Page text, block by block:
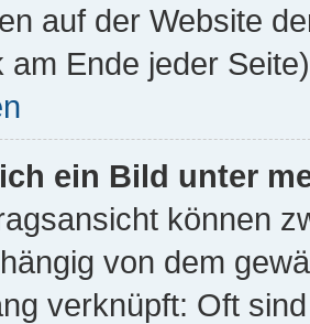
auf der Website
am Ende jeder
ein Bild unter
können
von dem
verknüpft: Oft